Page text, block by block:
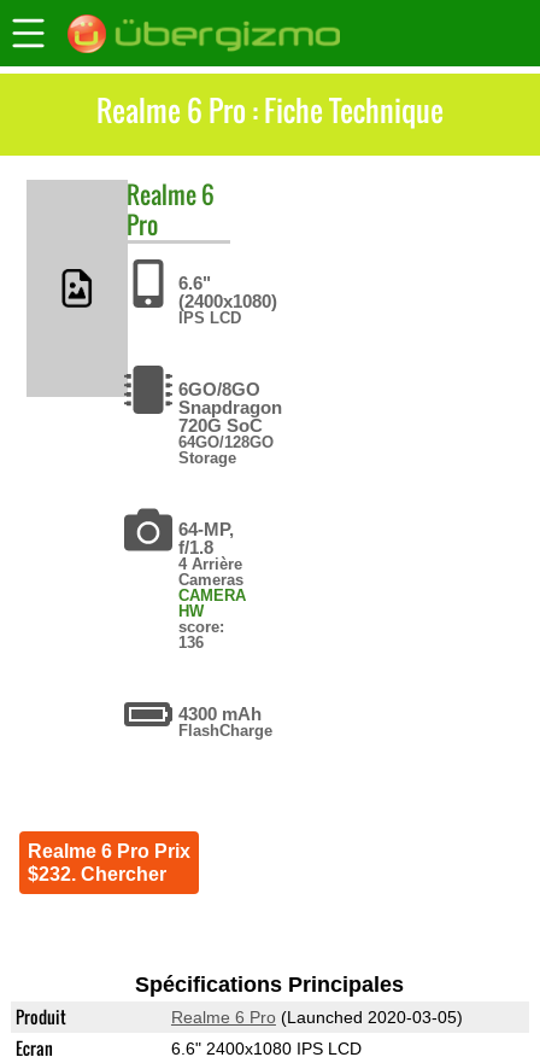
Realme 6 Pro : Fiche Technique
Realme6
Pro
6.6"
(2400x1080)
IPS LCD
6GO/8GO
Snapdragon
720G SoC
64GO/128GO
Storage
64-MP,
f/1.8
4 Arrière
Cameras
CAMERA
HW
score:
136
4300 mAh
FlashCharge
Realme 6 Pro Prix
$232. Chercher
Spécifications Principales
Produit Realme 6 Pro(Launched 2020-03-05)
Ecran 6.6" 2400x1080 IPS LCD